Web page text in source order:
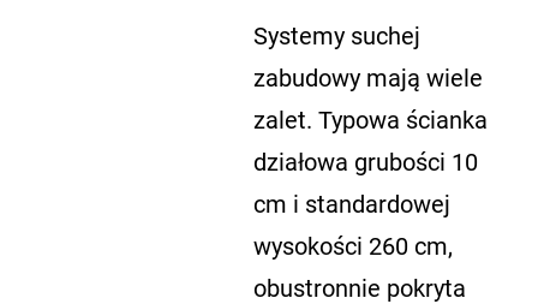
Systemy suchej
zabudowy mają wiele
zalet. Typowa ścianka
działowa grubości 10
cm i standardowej
wysokości 260 cm,
obustronnie pokryta